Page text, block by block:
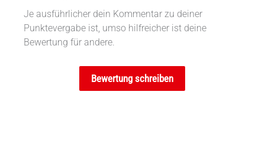
Je ausführlicher dein Kommentar zu deiner
Punktevergabe ist, umso hilfreicher ist deine
Bewertung für andere.
Bewertung schreiben